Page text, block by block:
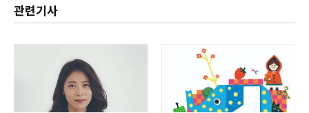
관련기사